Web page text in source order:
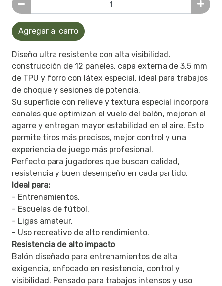
Agregar al carro
Diseño ultra resistente con alta visibilidad,
construcción de 12 paneles, capa externa de 3.5 mm
de TPU y forro con látex especial, ideal para trabajos
de choque y sesiones de potencia.
Su superficie con relieve y textura especial incorpora
canales que optimizan el vuelo del balón, mejoran el
agarre y entregan mayor estabilidad en el aire. Esto
permite tiros más precisos, mejor control y una
experiencia de juego más profesional.
Perfecto para jugadores que buscan calidad,
resistencia y buen desempeño en cada partido.
Ideal para:
- Entrenamientos.
- Escuelas de fútbol.
- Ligas amateur.
- Uso recreativo de alto rendimiento.
Resistencia de alto impacto
Balón diseñado para entrenamientos de alta
exigencia, enfocado en resistencia, control y
visibilidad. Pensado para trabajos intensos y uso